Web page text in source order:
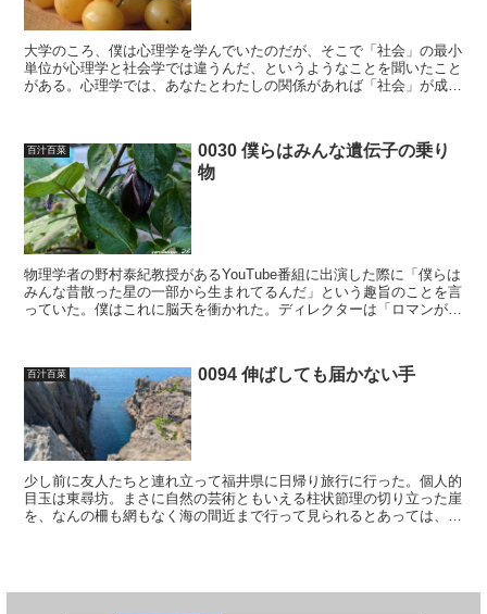
大学のころ、僕は心理学を学んでいたのだが、そこで「社会」の最小
単位が心理学と社会学では違うんだ、というようなことを聞いたこと
がある。心理学では、あなたとわたしの関係があれば「社会」が成立
百汁百菜
0030 僕らはみんな遺伝子の乗り
物
物理学者の野村泰紀教授があるYouTube番組に出演した際に「僕らは
みんな昔散った星の一部から生まれてるんだ」という趣旨のことを言
っていた。僕はこれに脳天を衝かれた。ディレクターは「ロマンがあ
百汁百菜 0094 伸ばしても届かない手
少し前に友人たちと連れ立って福井県に日帰り旅行に行った。個人的
目玉は東尋坊。まさに自然の芸術ともいえる柱状節理の切り立った崖
を、なんの柵も網もなく海の間近まで行って見られるとあっては、や